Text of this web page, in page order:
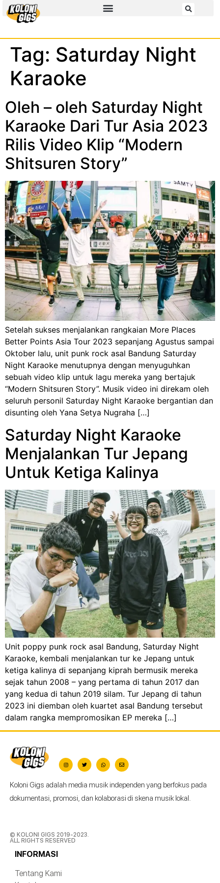
Tag: Saturday Night
Karaoke
Oleh – oleh Saturday Night
Karaoke Dari Tur Asia 2023
Rilis Video Klip “Modern
Shitsuren Story”
Setelah sukses menjalankan rangkaian More Places
Better Points Asia Tour 2023 sepanjang Agustus sampai
Oktober lalu, unit punk rock asal Bandung Saturday
Night Karaoke menutupnya dengan menyuguhkan
sebuah video klip untuk lagu mereka yang bertajuk
“Modern Shitsuren Story”. Musik video ini direkam oleh
seluruh personil Saturday Night Karaoke bergantian dan
disunting oleh Yana Setya Nugraha […]
Saturday Night Karaoke
Menjalankan Tur Jepang
Untuk Ketiga Kalinya
Unit poppy punk rock asal Bandung, Saturday Night
Karaoke, kembali menjalankan tur ke Jepang untuk
ketiga kalinya di sepanjang kiprah bermusik mereka
sejak tahun 2008 – yang pertama di tahun 2017 dan
yang kedua di tahun 2019 silam. Tur Jepang di tahun
2023 ini diemban oleh kuartet asal Bandung tersebut
dalam rangka mempromosikan EP mereka […]
Koloni Gigs adalah media musik independen yang berfokus pada
dokumentasi, promosi, dan kolaborasi di skena musik lokal.
© KOLONI GIGS 2019-2023.
ALL RIGHTS RESERVED
INFORMASI
Tentang Kami